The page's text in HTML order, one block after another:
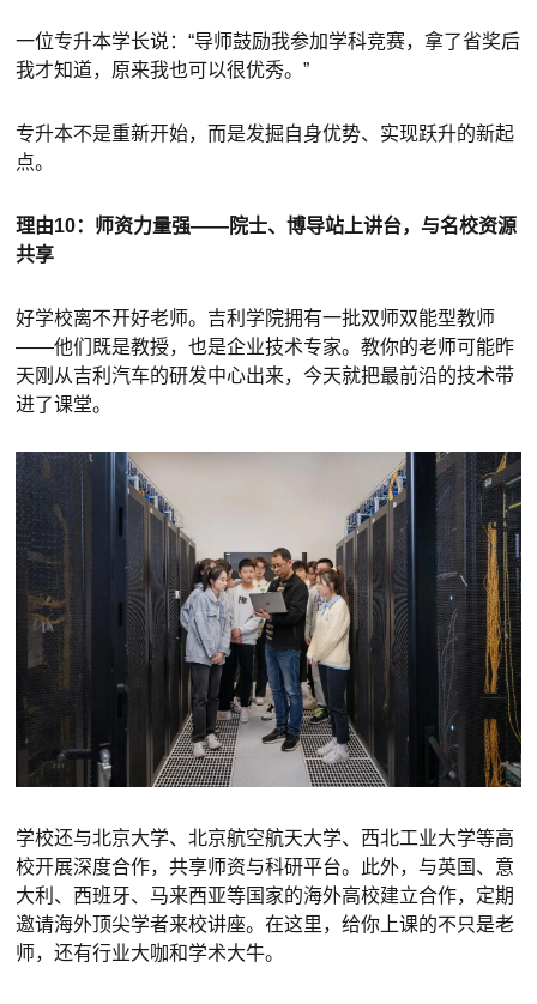
一位专升本学长说：“导师鼓励我参加学科竞赛，拿了省奖后
我才知道，原来我也可以很优秀。”
专升本不是重新开始，而是发掘自身优势、实现跃升的新起
点。
理由10：师资力量强——院士、博导站上讲台，与名校资源
共享
好学校离不开好老师。吉利学院拥有一批双师双能型教师
——他们既是教授，也是企业技术专家。教你的老师可能昨
天刚从吉利汽车的研发中心出来，今天就把最前沿的技术带
进了课堂。
学校还与北京大学、北京航空航天大学、西北工业大学等高
校开展深度合作，共享师资与科研平台。此外，与英国、意
大利、西班牙、马来西亚等国家的海外高校建立合作，定期
邀请海外顶尖学者来校讲座。在这里，给你上课的不只是老
师，还有行业大咖和学术大牛。